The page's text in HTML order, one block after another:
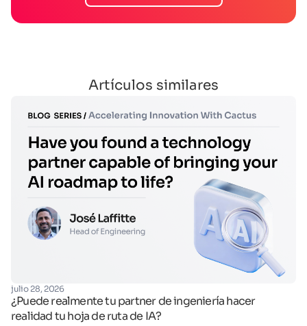
Artículos similares
julio 28, 2026
¿Puede realmente tu partner de ingeniería hacer
realidad tu hoja de ruta de IA?